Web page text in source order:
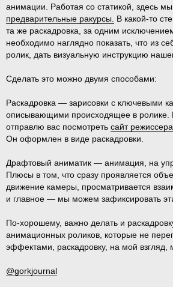
анимации. Работая со статикой, здесь
предварительные ракурсы.
В какой-то
та же раскадровка, за одним
необходимо наглядно показать, что из
ролик, дать визуальную инструкцию
Сделать это можно двумя способами:
Раскадровка — зарисовки с ключевыми
описывающими происходящее в ролике.
отправлю вас посмотреть сайт режиссера
Он оформлен в виде раскадровки.
Драфтовый аниматик — анимация, на
Плюсы в том, что сразу проявляется
движение камеры, просматривается
и главное — мы можем зафиксировать
По-хорошему, важно делать и
анимационных роликов, которые не
эффектами, раскадровку, на мой взгляд,
@gorkjournal